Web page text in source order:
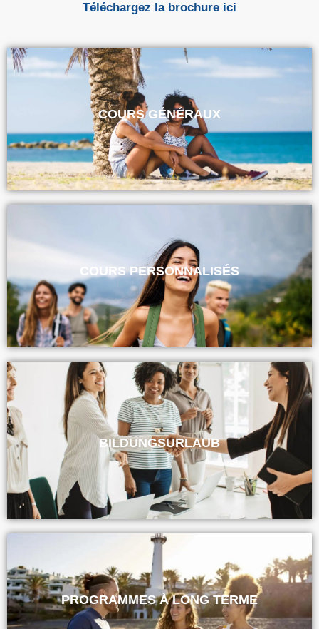
Téléchargez la brochure ici
COURS GÉNÉRAUX
COURS PERSONNALISÉS
BILDUNGSURLAUB
PROGRAMMES À LONG TERME